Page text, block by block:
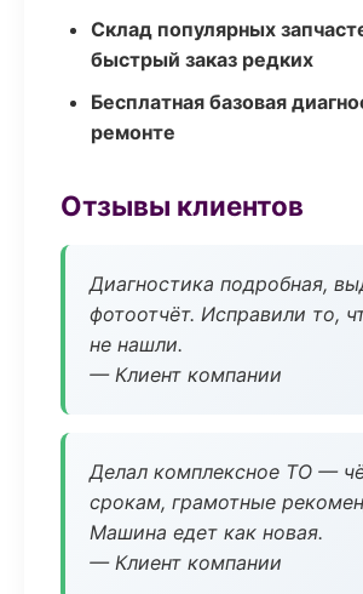
Склад популярных
быстрый заказ редких
Бесплатная базовая
ремонте
Отзывы клиентов
Диагностика подробная,
фотоотчёт. Исправили то,
не нашли.
— Клиент компании
Делал комплексное ТО —
срокам, грамотные
Машина едет как новая.
— Клиент компании